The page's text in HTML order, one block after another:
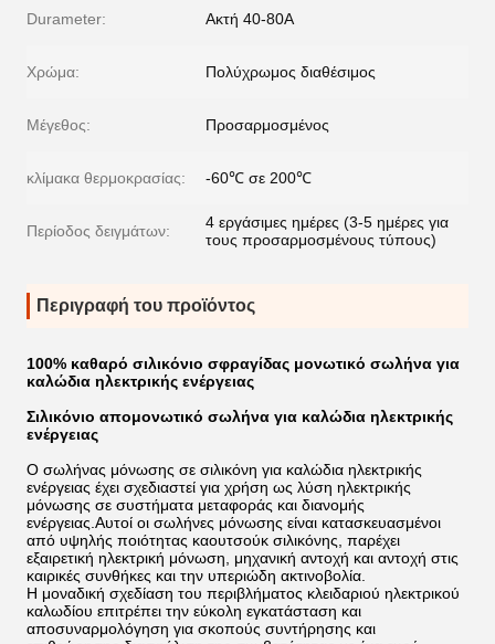
Durameter: Ακτή 40-80A
Χρώμα: Πολύχρωμος διαθέσιμος
Μέγεθος: Προσαρμοσμένος
κλίμακα θερμοκρασίας: -60℃ σε 200℃
Περίοδος δειγμάτων:
4 εργάσιμες ημέρες (3-5 ημέρες για
τους προσαρμοσμένους τύπους)
Περιγραφή του προϊόντος
100% καθαρό σιλικόνιο σφραγίδας μονωτικό σωλήνα για
καλώδια ηλεκτρικής ενέργειας
Σιλικόνιο απομονωτικό σωλήνα για καλώδια ηλεκτρικής
ενέργειας
Ο σωλήνας μόνωσης σε σιλικόνη για καλώδια ηλεκτρικής
ενέργειας έχει σχεδιαστεί για χρήση ως λύση ηλεκτρικής
μόνωσης σε συστήματα μεταφοράς και διανομής
ενέργειας.Αυτοί οι σωλήνες μόνωσης είναι κατασκευασμένοι
από υψηλής ποιότητας καουτσούκ σιλικόνης, παρέχει
εξαιρετική ηλεκτρική μόνωση, μηχανική αντοχή και αντοχή στις
καιρικές συνθήκες και την υπεριώδη ακτινοβολία.
Η μοναδική σχεδίαση του περιβλήματος κλειδαριού ηλεκτρικού
καλωδίου επιτρέπει την εύκολη εγκατάσταση και
αποσυναρμολόγηση για σκοπούς συντήρησης και